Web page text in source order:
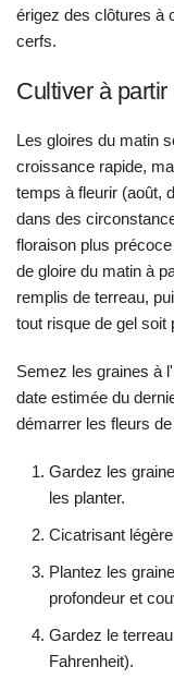
érigez des clôtures à
cerfs.
Cultiver à
Les gloires du matin
croissance rapide,
temps à fleurir (août,
dans des
floraison plus
de gloire du matin à
remplis de terreau,
tout risque de gel soit
Semez les graines à
date estimée du
démarrer les fleurs
Gardez les
les planter.
Cicatrisant
Plantez les
profondeur et
Gardez le
Fahrenheit).